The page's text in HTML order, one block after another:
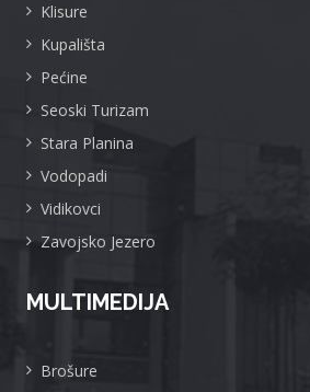
Klisure
Kupališta
Pećine
Seoski Turizam
Stara Planina
Vodopadi
Vidikovci
Zavojsko Jezero
MULTIMEDIJA
Brošure